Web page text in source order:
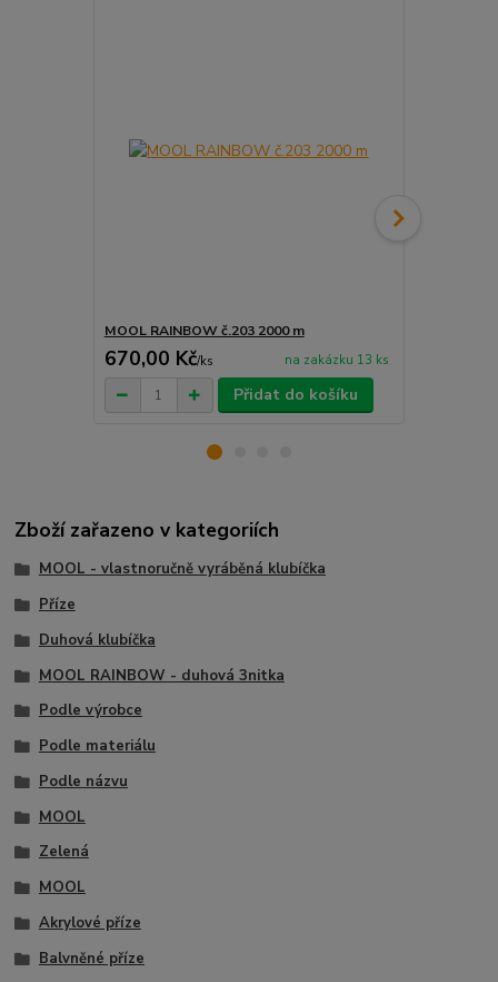
MOOL RAINBOW č.203 2000 m
670,00 Kč/ks na zakázku 13 ks
Přidat do košíku
Zboží zařazeno v kategoriích
MOOL - vlastnoručně vyráběná klubíčka
Příze
Duhová klubíčka
MOOL RAINBOW - duhová 3nitka
Podle výrobce
Podle materiálu
Podle názvu
MOOL
Zelená
MOOL
Akrylové příze
Balvněné příze